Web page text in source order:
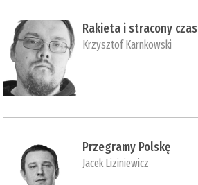
Rakieta i stracony czas
Krzysztof Karnkowski
Przegramy Polskę
Jacek Liziniewicz